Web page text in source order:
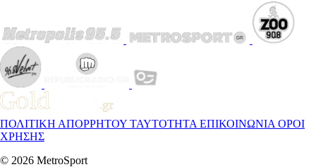
ΠΟΛΙΤΙΚΗ ΑΠΟΡΡΗΤΟΥ ΤΑΥΤΟΤΗΤΑ ΕΠΙΚΟΙΝΩΝΙΑ ΟΡΟΙ
ΧΡΗΣΗΣ
© 2026 MetroSport